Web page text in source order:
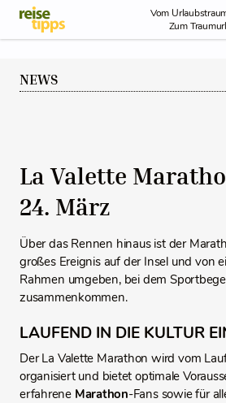
Skip to Content
Vom
Zum
NEWS
La Valette
24. März
Über das Rennen hinaus ist der
großes Ereignis auf der Insel und von
Rahmen umgeben, bei dem
zusammenkommen.
LAUFEND IN DIE KULTUR
Der La Valette Marathon wird vom
organisiert und bietet optimale
erfahrene Marathon-Fans sowie für